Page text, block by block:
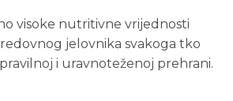
visoke nutritivne vrijednosti
jelovnika svakoga tko
i uravnoteženoj prehrani.